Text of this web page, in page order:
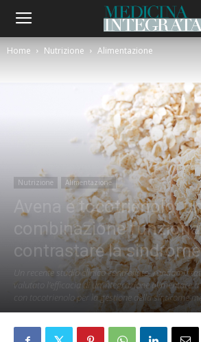
Home Nutrizione Alimentazione
Nutrizione Alimentazione
Avena e tocotrienolo:
combinazione
contrastare la
Un recente studio clinico controllato,
valutato l'efficacia di un'integrazione alimentare
con tocotrienolo per la gestione della sindrome
Marco Angarano 13 Febbraio 2026